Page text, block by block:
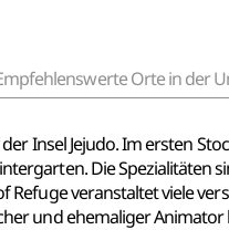
Orte in der
Insel Jejudo. Im ersten
Die Spezialitäten
veranstaltet viele
und ehemaliger Animator